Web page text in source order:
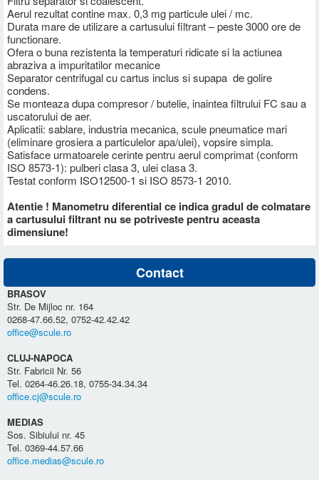
Aerul rezultat contine max. 0,3 mg particule ulei / mc.
Durata mare de utilizare a cartusului filtrant – peste 3000 ore de
functionare.
Ofera o buna rezistenta la temperaturi ridicate si la actiunea
abraziva a impuritatilor mecanice
Separator centrifugal cu cartus inclus si supapa de golire
condens.
Se monteaza dupa compresor / butelie, inaintea filtrului FC sau a
uscatorului de aer.
Aplicatii: sablare, industria mecanica, scule pneumatice mari
(eliminare grosiera a particulelor apa/ulei), vopsire simpla.
Satisface urmatoarele cerinte pentru aerul comprimat (conform
ISO 8573-1): pulberi clasa 3, ulei clasa 3.
Testat conform ISO12500-1 si ISO 8573-1 2010.
Atentie ! Manometru diferential ce indica gradul de colmatare
a cartusului filtrant nu se potriveste pentru aceasta
dimensiune!
Contact
BRASOV
Str. De Mijloc nr. 164
0268-47.66.52, 0752-42.42.42
office@scule.ro
CLUJ-NAPOCA
Str. Fabricii Nr. 56
Tel. 0264-46.26.18, 0755-34.34.34
office.cj@scule.ro
MEDIAS
Sos. Sibiului nr. 45
Tel. 0369-44.57.66
office.medias@scule.ro